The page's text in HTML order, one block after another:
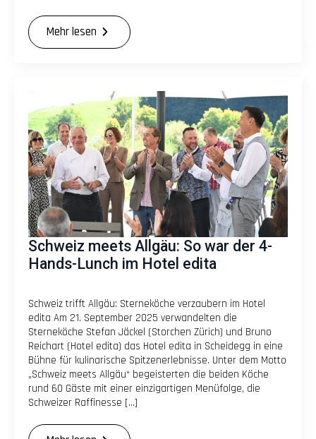
Mehr lesen
Schweiz meets Allgäu: So war der 4-
Hands-Lunch im Hotel edita
Schweiz trifft Allgäu: Sterneköche verzaubern im Hotel
edita Am 21. September 2025 verwandelten die
Sterneköche Stefan Jäckel (Storchen Zürich) und Bruno
Reichart (Hotel edita) das Hotel edita in Scheidegg in eine
Bühne für kulinarische Spitzenerlebnisse. Unter dem Motto
„Schweiz meets Allgäu“ begeisterten die beiden Köche
rund 60 Gäste mit einer einzigartigen Menüfolge, die
Schweizer Raffinesse […]